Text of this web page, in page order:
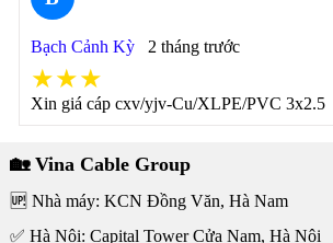
Bạch Cảnh Kỳ 2 tháng trước
★★★
Xin giá cáp cxv/yjv-Cu/XLPE/PVC 3x2.5
🏡 Vina Cable Group
🆙 Nhà máy: KCN Đồng Văn, Hà Nam
✅ Hà Nội: Capital Tower Cửa Nam, Hà Nội